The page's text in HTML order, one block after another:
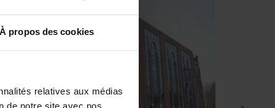
À propos des cookies
relatives aux médias
de notre site avec nos